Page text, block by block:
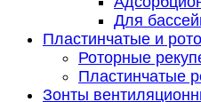
Для
Пластинчатые и
Роторные
Пластинчатые
Зонты